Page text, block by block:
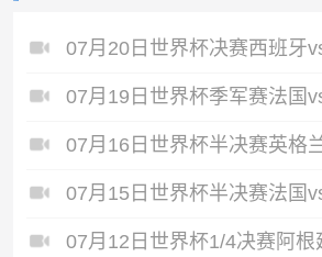
07月20日世界杯决赛西班牙
07月19日世界杯季军赛法国
07月15日世界杯半决赛法国